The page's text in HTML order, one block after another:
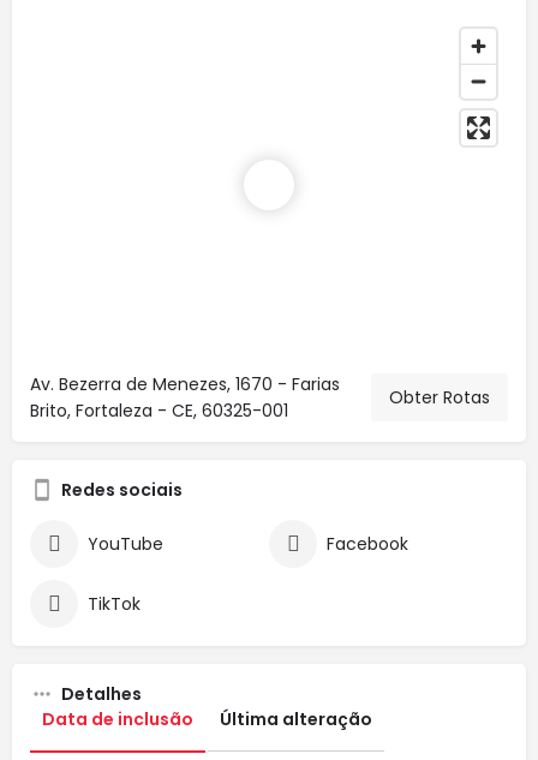
Av. Bezerra de Menezes, 1670 - Farias
Brito, Fortaleza - CE, 60325-001
Obter Rotas
Redes sociais
YouTube Facebook
TikTok
Detalhes
Data de inclusão
Última alteração